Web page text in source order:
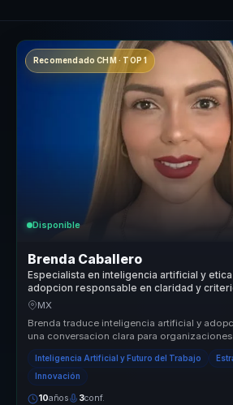
Recomendado CHM · TOP 1
Disponible
Brenda Caballero
Especialista en inteligencia artificial y
adopcion responsable en claridad y
MX
Brenda traduce inteligencia artificial y
una conversacion clara para
criterio, etica...
Inteligencia Artificial y Futuro del Trabajo
Innovación
10años 3conf.